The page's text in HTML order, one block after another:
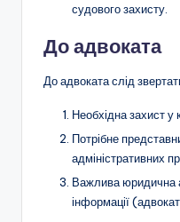
судового захисту.
До адвоката
До адвоката слід
Необхідна захист у
Потрібне
адміністративних
Важлива юридична
інформації